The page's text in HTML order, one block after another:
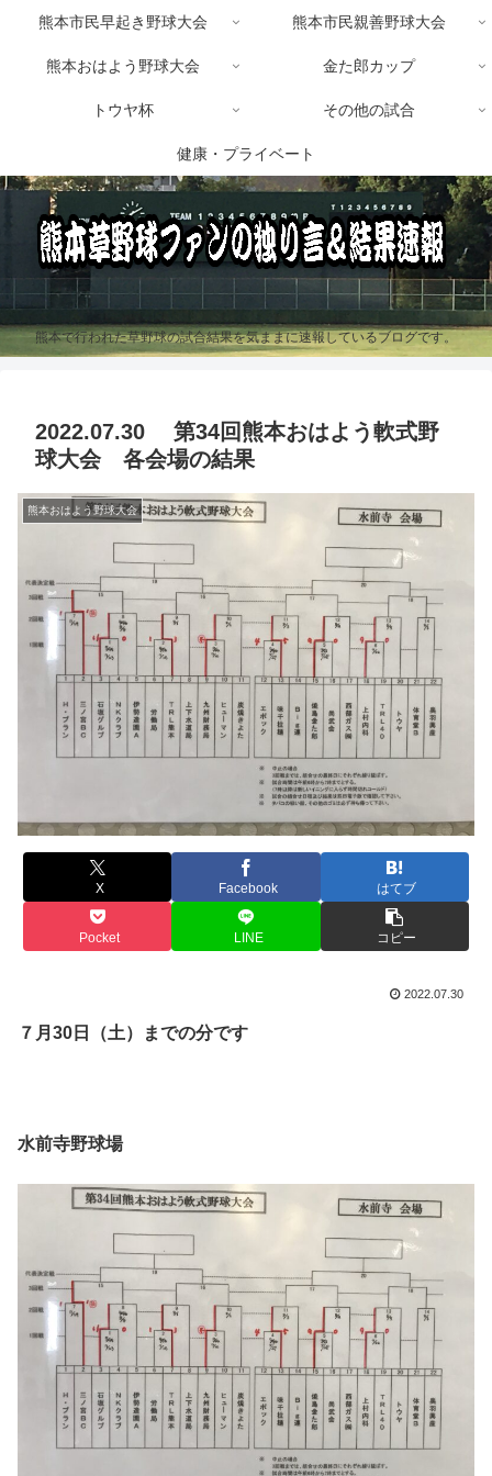
熊本で行われた草野球の試合結果を気ままに速報しているブログです。
熊本市民早起き野球大会 熊本市民親善野球大会
熊本おはよう野球大会 金た郎カップ
トウヤ杯 その他の試合
健康・プライベート
2022.07.30 第34回熊本おはよう軟式野
球大会 各会場の結果
熊本おはよう野球大会
X Facebook はてブ
Pocket LINE コピー
2022.07.30
７月30日（土）までの分です
水前寺野球場